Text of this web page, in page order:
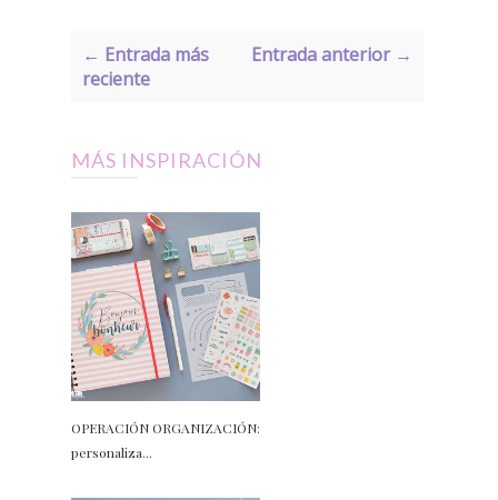
← Entrada más
reciente
Entrada anterior →
MÁS INSPIRACIÓN
OPERACIÓN ORGANIZACIÓN:
personaliza...